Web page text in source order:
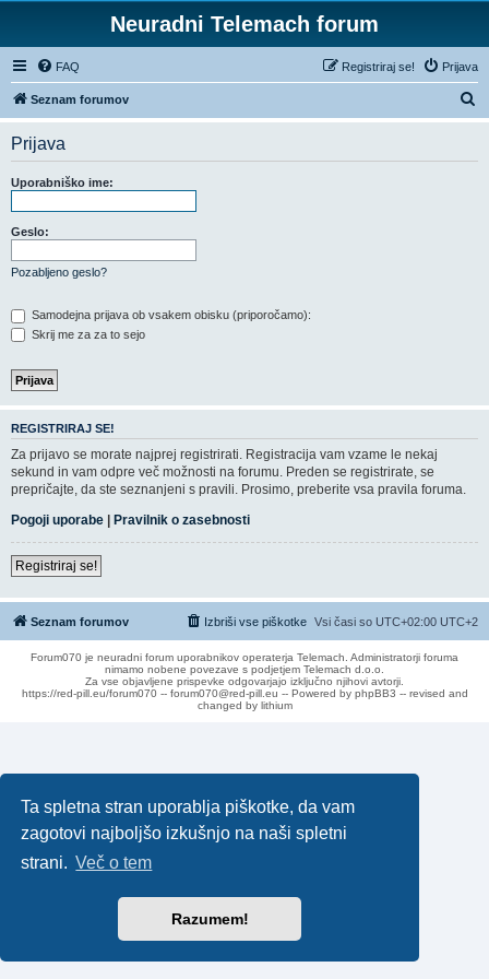
Ta spletna stran uporablja piškotke, da vam
zagotovi najboljšo izkušnjo na naši spletni
strani. Več o tem
Razumem!
Neuradni Telemach forum
FAQ Prijava
Registriraj se!
Seznam forumov
s
Prijava
Uporabniško ime:
Geslo:
Pozabljeno geslo?
Samodejna prijava ob vsakem obisku (priporočamo):
Skrij me za za to sejo
REGISTRIRAJ SE!
Za prijavo se morate najprej registrirati. Registracija vam vzame le nekaj
sekund in vam odpre več možnosti na forumu. Preden se registrirate, se
prepričajte, da ste seznanjeni s pravili. Prosimo, preberite vsa pravila foruma.
Pogoji uporabe | Pravilnik o zasebnosti
Registriraj se!
Seznam forumov Vsi časi so UTC+02:00 UTC+2
Izbriši vse piškotke
Forum070 je neuradni forum uporabnikov operaterja Telemach. Administratorji foruma
nimamo nobene povezave s podjetjem Telemach d.o.o.
Za vse objavljene prispevke odgovarjajo izključno njihovi avtorji.
https://red-pill.eu/forum070 -- forum070@red-pill.eu -- Powered by phpBB3 -- revised and
changed by lithium